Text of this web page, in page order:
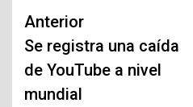
Navegación
de
entradas
Anterior
Se registra una caída
de YouTube a nivel
mundial